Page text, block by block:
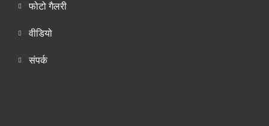
फोटो गैलरी
वीडियो
संपर्क